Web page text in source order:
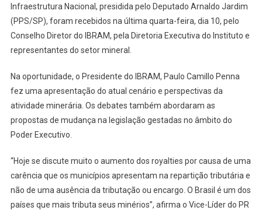
Reúnem
Com
Representantes
Da
Infraestrutura Nacional, presidida pelo Deputado Arnaldo Jardim
(PPS/SP), foram recebidos na última quarta-feira, dia 10, pelo
Conselho Diretor do IBRAM, pela Diretoria Executiva do Instituto e
representantes do setor mineral.
Na oportunidade, o Presidente do IBRAM, Paulo Camillo Penna
fez uma apresentação do atual cenário e perspectivas da
atividade minerária. Os debates também abordaram as
propostas de mudança na legislação gestadas no âmbito do
Poder Executivo.
“Hoje se discute muito o aumento dos royalties por causa de uma
carência que os municípios apresentam na repartição tributária e
não de uma ausência da tributação ou encargo. O Brasil é um dos
países que mais tributa seus minérios”, afirma o Vice-Líder do PR